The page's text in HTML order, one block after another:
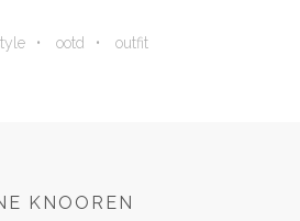
ootd outfit
KNOOREN